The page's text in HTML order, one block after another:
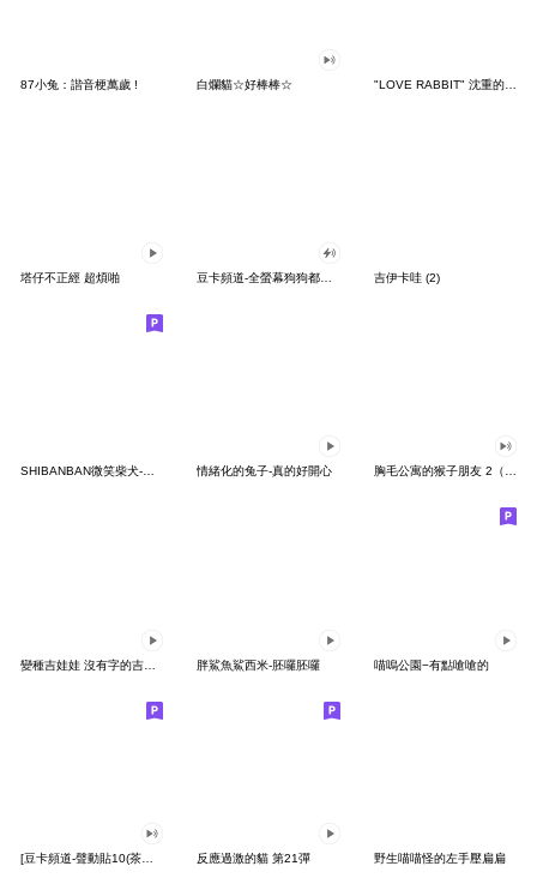
87小兔：諧音梗萬歲 ! 白爛貓☆好棒棒☆ "LOVE RABBIT" 沈重的愛 台灣版
塔仔不正經 超煩啪 吉伊卡哇 (2)
SHIBANBAN微笑柴犬-廢柴寶寶日常 情緒化的兔子-真的好開心 胸毛公寓的猴子朋友 2（有聲動態）
胖鯊魚鯊西米-胚囉胚囉 喵嗚公園−有點嗆嗆的
反應過激的貓 第21彈 野生喵喵怪的左手壓扁扁